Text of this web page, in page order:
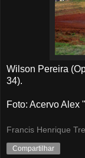
Wilson Pereira
34).
Foto: Acervo Alex
Francis Henrique
Compartilhar